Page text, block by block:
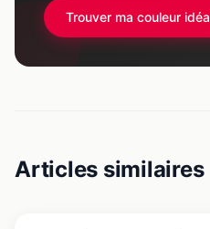
Trouver ma couleur
Articles similaires